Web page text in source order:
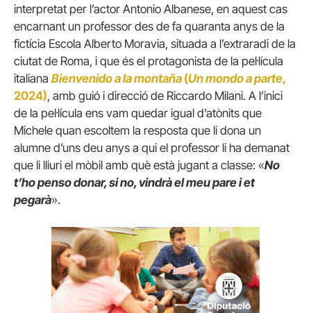
interpretat per l’actor Antonio Albanese, en aquest cas
encarnant un professor des de fa quaranta anys de la
fictícia Escola Alberto Moravia, situada a l’extraradi de la
ciutat de Roma, i que és el protagonista de la pel·lícula
italiana Bienvenido a la montaña (Un mondo a parte,
2024), amb guió i direcció de Riccardo Milani. A l’inici
de la pel·lícula ens vam quedar igual d’atònits que
Michele quan escoltem la resposta que li dona un
alumne d’uns deu anys a qui el professor li ha demanat
que li lliuri el mòbil amb què està jugant a classe: «No
t’ho penso donar, si no, vindrà el meu pare i et
pegarà».